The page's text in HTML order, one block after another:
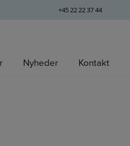
+45 22 22 37 44
Nyheder Kontakt